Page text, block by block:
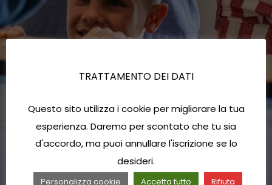
TRATTAMENTO DEI DATI
Questo sito utilizza i cookie per migliorare la tua
esperienza. Daremo per scontato che tu sia
d'accordo, ma puoi annullare l'iscrizione se lo
desideri.
Personalizza cookie Accetta tutto Rifiuta